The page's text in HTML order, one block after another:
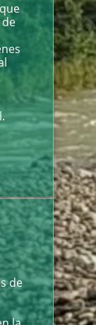
de